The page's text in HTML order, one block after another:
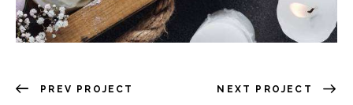
PREV PROJECT NEXT PROJECT